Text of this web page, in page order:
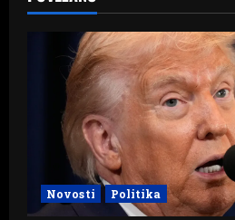
Novosti Politika